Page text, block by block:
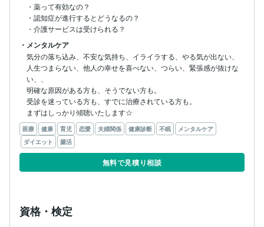
・薬って有効なの？
・認知症が進行するとどうなるの？
・介護サービスは受けられる？
・メンタルケア
気分の落ち込み、不安な気持ち、イライラする、やる気が出ない、
人生つまらない、他人の幸せを喜べない、つらい、緊張感が抜けな
い、、
明確な原因がある方も、そうでない方も。
受診を迷っている方も、すでに治療されている方も。
まずはしっかり傾聴いたします☆
医療 健康 育児 恋愛 夫婦関係 健康診断 不眠
メンタルケア
ダイエット
腸活
無料で見積り相談
資格・検定